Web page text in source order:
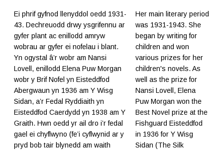
Ei phrif gyfnod llenyddol oedd 1931-
43. Dechreuodd drwy ysgrifennu ar
gyfer plant ac enillodd amryw
wobrau ar gyfer ei nofelau i blant.
Yn ogystal â’r wobr am Nansi
Lovell, enillodd Elena Puw Morgan
wobr y Brif Nofel yn Eisteddfod
Abergwaun yn 1936 am Y Wisg
Sidan, a’r Fedal Ryddiaith yn
Eisteddfod Caerdydd yn 1938 am Y
Graith. Hwn oedd yr ail dro i’r fedal
gael ei chyflwyno (fe’i cyflwynid ar y
pryd bob tair blynedd am waith
Her main literary period
was 1931-1943. She
began by writing for
children and won
various prizes for her
children's novels. As
well as the prize for
Nansi Lovell, Elena
Puw Morgan won the
Best Novel prize at the
Fishguard Eisteddfod
in 1936 for Y Wisg
Sidan (The Silk